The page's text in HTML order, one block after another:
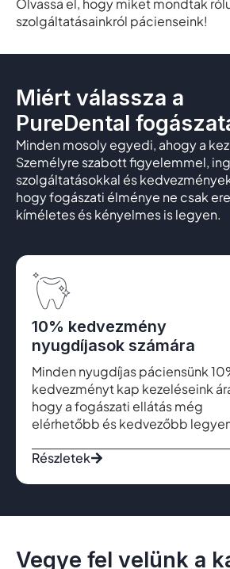
Olvassa el, hogy miket mondtak
szolgáltatásainkról pácienseink!
Miért válassza a
PureDental
Minden mosoly egyedi, ahogy a
Személyre szabott figyelemmel,
szolgáltatásokkal és
hogy fogászati élménye ne csak
kíméletes és kényelmes is legyen.
10% kedvezmény
nyugdíjasok számára
Minden nyugdíjas páciensünk
kedvezményt kap kezeléseink
hogy a fogászati ellátás még
elérhetőbb és kedvezőbb
Részletek
Vegye fel velünk a